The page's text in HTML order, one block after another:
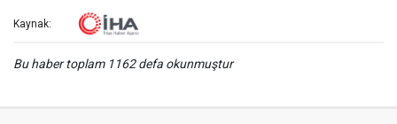
Kaynak:
Bu haber toplam 1162 defa okunmuştur